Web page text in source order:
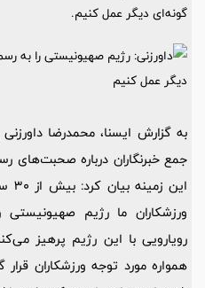
گونه‌ای دیگر عمل کنیم.
به گزارش ایسنا، محمدرضا
جمع خبرنگاران درباره صحبت‌های
ورزشکاران ما رژیم
رویارویی با این رژیم پرهیز
همواره مورد توجه ورزشکاران